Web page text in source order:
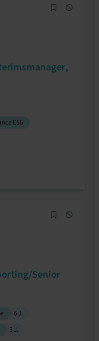
ESG
Senior
6 J.
3 J.